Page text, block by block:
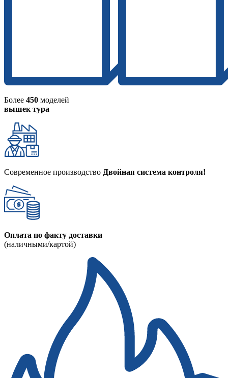
Более 450 моделей
вышек тура
Современное производство Двойная система контроля!
Оплата по факту доставки
(наличными/картой)